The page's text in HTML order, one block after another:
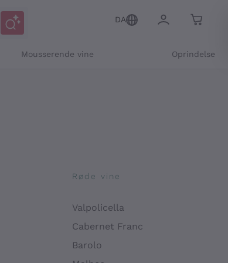
DA
Mousserende vine Oprindelse
Røde vine
Valpolicella
Cabernet Franc
Barolo
og personlige tilbud